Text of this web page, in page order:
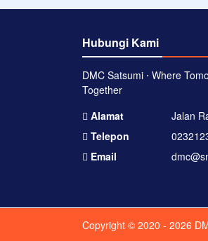
Hubungi Kami
DMC Satsumi ⋅ Where
Together
Alamat
Jalan
Telepon
Email
Copyright © 2020 - 2026